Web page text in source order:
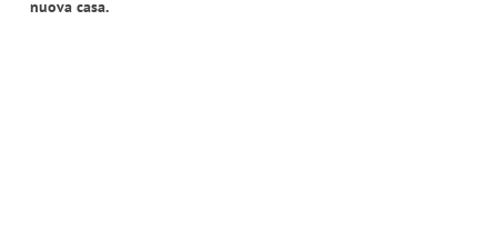
nuova casa.